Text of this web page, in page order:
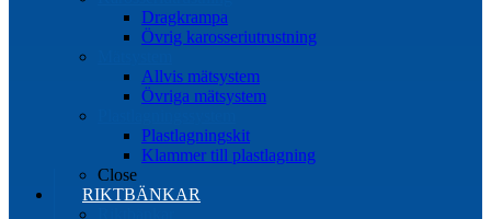
Dragkrampa
Övrig karosseriutrustning
Allvis mätsystem
Övriga mätsystem
Plastlagningskit
Klammer till plastlagning
Close
RIKTBÄNKAR